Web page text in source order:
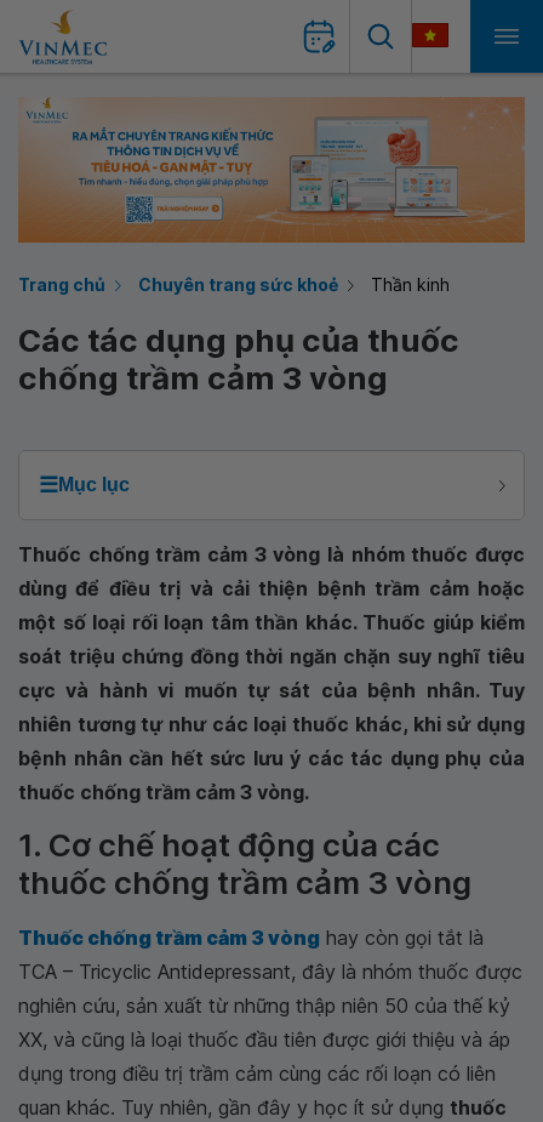
Trang chủ Chuyên trang sức khoẻ Thần kinh
Các tác dụng phụ của thuốc
chống trầm cảm 3 vòng
☰Mục lục
Thuốc chống trầm cảm 3 vòng là nhóm thuốc được
dùng để điều trị và cải thiện bệnh trầm cảm hoặc
một số loại rối loạn tâm thần khác. Thuốc giúp kiểm
soát triệu chứng đồng thời ngăn chặn suy nghĩ tiêu
cực và hành vi muốn tự sát của bệnh nhân. Tuy
nhiên tương tự như các loại thuốc khác, khi sử dụng
bệnh nhân cần hết sức lưu ý các tác dụng phụ của
thuốc chống trầm cảm 3 vòng.
1. Cơ chế hoạt động của các
thuốc chống trầm cảm 3 vòng
Thuốc chống trầm cảm 3 vòng hay còn gọi tắt là
TCA – Tricyclic Antidepressant, đây là nhóm thuốc được
nghiên cứu, sản xuất từ những thập niên 50 của thế kỷ
XX, và cũng là loại thuốc đầu tiên được giới thiệu và áp
dụng trong điều trị trầm cảm cùng các rối loạn có liên
quan khác. Tuy nhiên, gần đây y học ít sử dụng thuốc